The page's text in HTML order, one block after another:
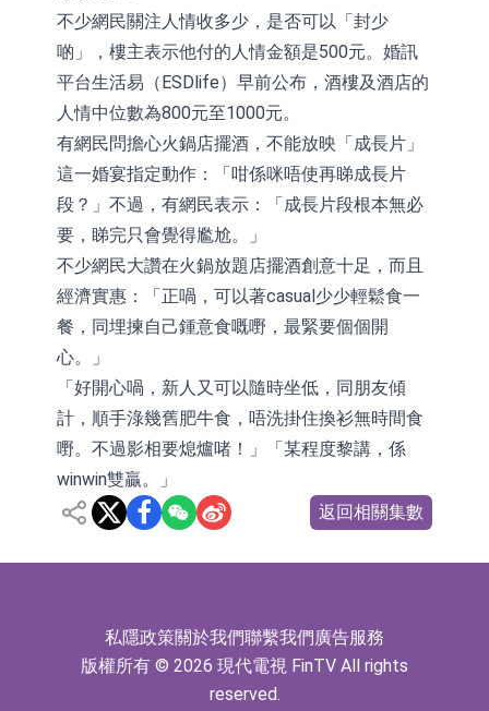
不少網民關注人情收多少，是否可以「封少
啲」，樓主表示他付的人情金額是500元。婚訊
平台生活易（ESDlife）早前公布，酒樓及酒店的
人情中位數為800元至1000元。
有網民問擔心火鍋店擺酒，不能放映「成長片」
這一婚宴指定動作：「咁係咪唔使再睇成長片
段？」不過，有網民表示：「成長片段根本無必
要，睇完只會覺得尷尬。」
不少網民大讚在火鍋放題店擺酒創意十足，而且
經濟實惠：「正喎，可以著casual少少輕鬆食一
餐，同埋揀自己鍾意食嘅嘢，最緊要個個開
心。」
「好開心喎，新人又可以隨時坐低，同朋友傾
計，順手淥幾舊肥牛食，唔洗掛住換衫無時間食
嘢。不過影相要熄爐啫！」「某程度黎講，係
winwin雙贏。」
返回相關集數
私隱政策關於我們聯繫我們廣告服務
版權所有 © 2026 現代電視 FinTV All rights
reserved.